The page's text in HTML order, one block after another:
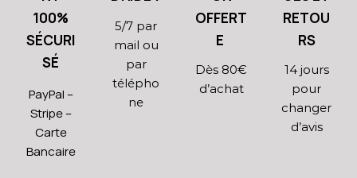
100%
SÉCURI
SÉ
PayPal –
Stripe –
Carte
Bancaire
5/7 par
mail ou
par
télépho
ne
OFFERT
E
Dès 80€
d’achat
RETOU
RS
14 jours
pour
changer
d’avis